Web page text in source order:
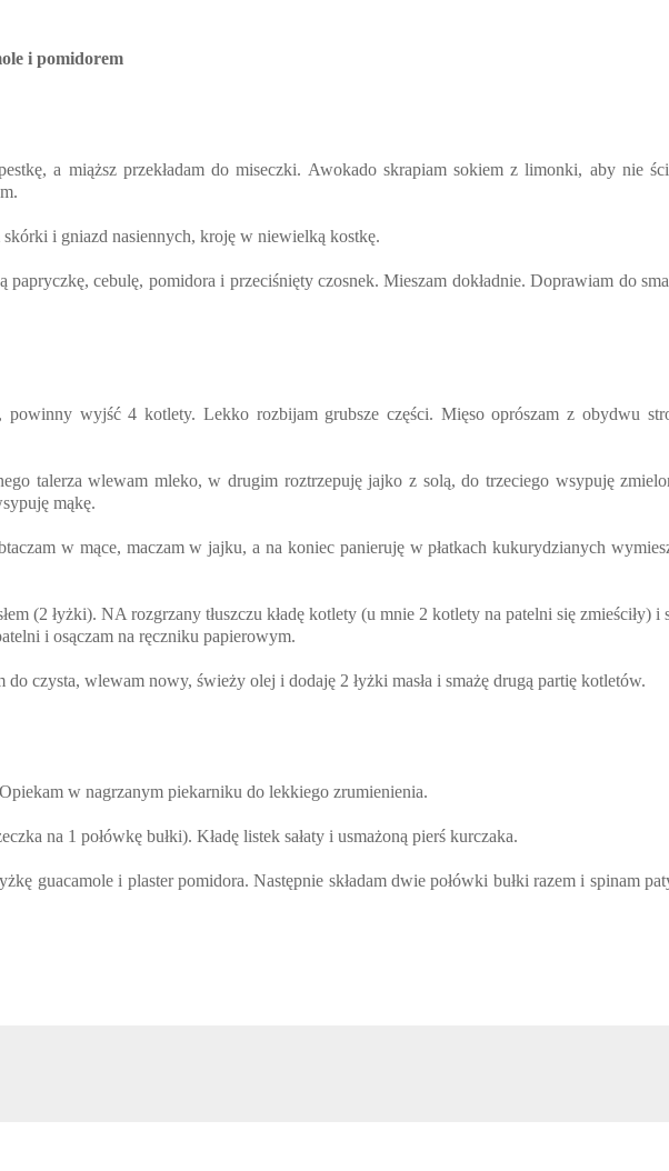
i pomidorem
a miąższ przekładam do miseczki. Awokado skrapiam sokiem z limonki, aby nie
i gniazd nasiennych, kroję w niewielką kostkę.
cebulę, pomidora i przeciśnięty czosnek. Mieszam dokładnie. Doprawiam do
powinny wyjść 4 kotlety. Lekko rozbijam grubsze części. Mięso oprószam z obydwu
talerza wlewam mleko, w drugim roztrzepuję jajko z solą, do trzeciego wsypuję
mąkę.
w mące, maczam w jajku, a na koniec panieruję w płatkach kukurydzianych
(2 łyżki). NA rozgrzany tłuszczu kładę kotlety (u mnie 2 kotlety na patelni się zmieściły) i
i osączam na ręczniku papierowym.
czysta, wlewam nowy, świeży olej i dodaję 2 łyżki masła i smażę drugą partię kotletów.
w nagrzanym piekarniku do lekkiego zrumienienia.
na 1 połówkę bułki). Kładę listek sałaty i usmażoną pierś kurczaka.
guacamole i plaster pomidora. Następnie składam dwie połówki bułki razem i spinam